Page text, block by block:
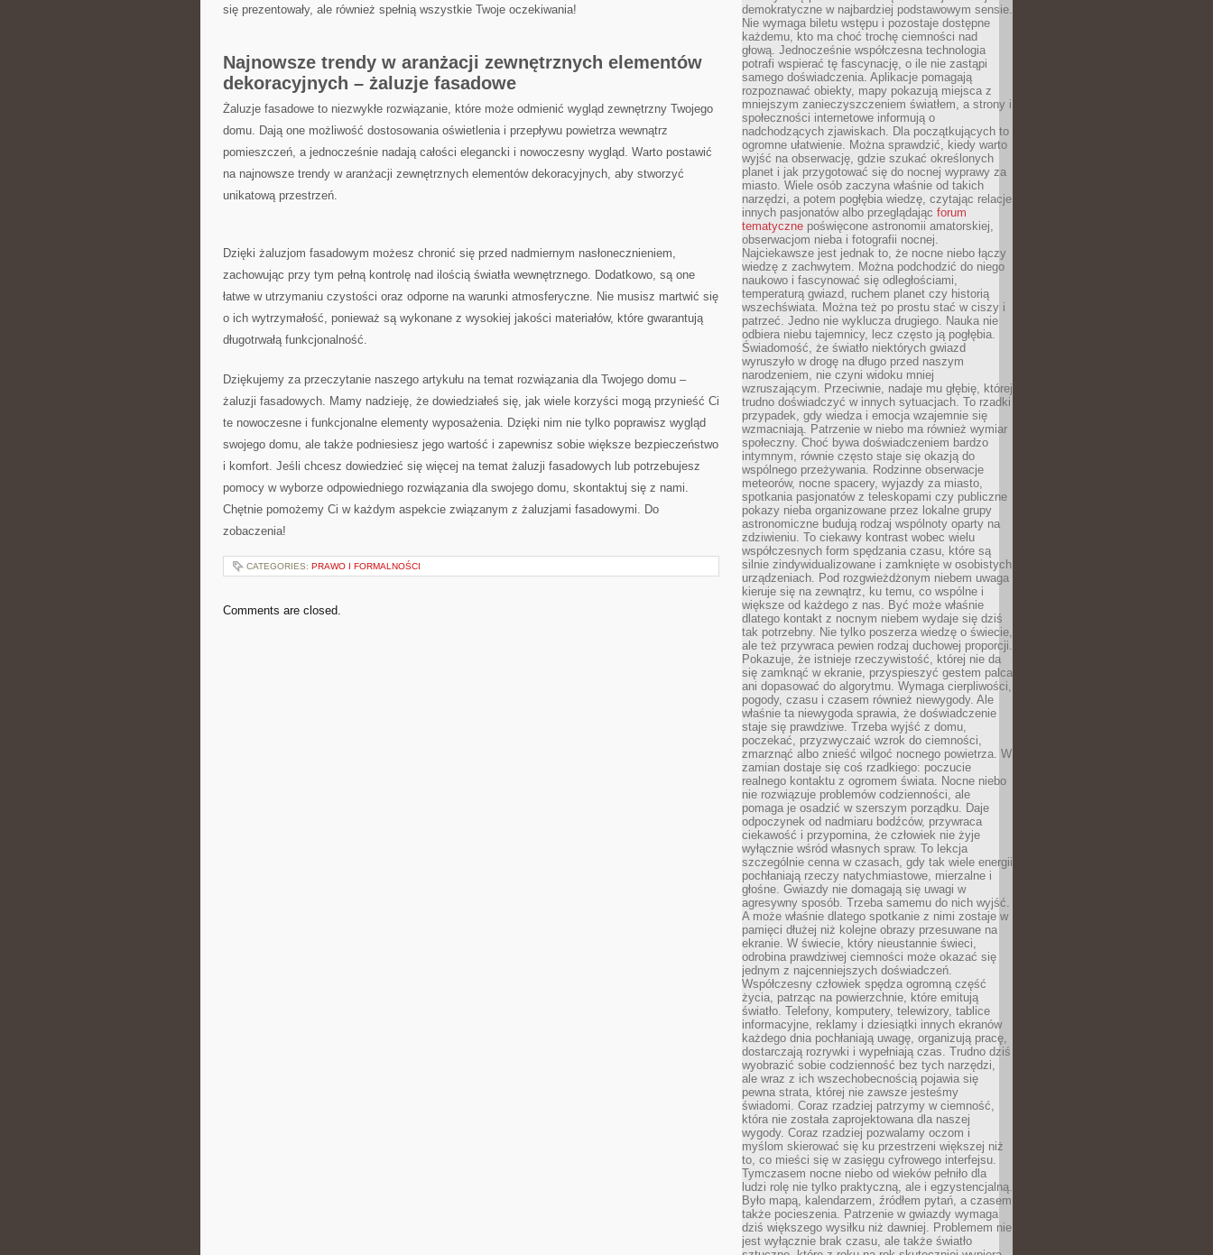
się prezentowały,‍ ale również spełnią wszystkie ‌Twoje oczekiwania!
Najnowsze trendy‍ w aranżacji zewnętrznych elementów
⁢dekoracyjnych – żaluzje fasadowe
Żaluzje‌ fasadowe⁢ to niezwykłe⁤ rozwiązanie, które może odmienić wygląd zewnętrzny Twojego
domu. Dają one możliwość dostosowania oświetlenia i przepływu powietrza ‌wewnątrz
pomieszczeń, a jednocześnie nadają całości ⁢elegancki i nowoczesny ⁤wygląd. Warto postawić
na najnowsze trendy w aranżacji ⁢zewnętrznych elementów dekoracyjnych, aby stworzyć‍
unikatową przestrzeń.
Dzięki żaluzjom fasadowym możesz chronić się przed nadmiernym nasłonecznieniem,
zachowując przy tym pełną kontrolę​ nad ilością‍ światła wewnętrznego.⁢ Dodatkowo, są one
łatwe w utrzymaniu‍ czystości oraz odporne na warunki‌ atmosferyczne.‍ Nie musisz martwić⁣ się
‍o ich ⁤wytrzymałość, ponieważ są wykonane‌ z wysokiej jakości materiałów, które gwarantują
‌długotrwałą funkcjonalność.
Dziękujemy za ⁢przeczytanie naszego artykułu⁣ na temat rozwiązania⁤ dla ⁤Twojego ⁢domu –
⁣żaluzji ⁤fasadowych. Mamy nadzieję,​ że dowiedziałeś się, ​jak wiele korzyści mogą​ przynieść ‌Ci
te ‌nowoczesne i ⁢funkcjonalne elementy wyposażenia. Dzięki nim nie tylko poprawisz wygląd
swojego domu, ale także ⁣podniesiesz jego wartość ‌i ⁣zapewnisz sobie większe bezpieczeństwo​
i komfort.⁣ Jeśli chcesz⁢ dowiedzieć się więcej na temat żaluzji fasadowych lub potrzebujesz
pomocy w ⁣wyborze odpowiedniego rozwiązania dla swojego ⁣domu, skontaktuj⁤ się z⁣ nami.
⁤Chętnie pomożemy Ci⁢ w każdym aspekcie‌ związanym⁤ z ⁢żaluzjami fasadowymi. Do​
zobaczenia!
CATEGORIES: PRAWO I FORMALNOŚCI
Comments are closed.
demokratyczne w najbardziej podstawowym sensie.
Nie wymaga biletu wstępu i pozostaje dostępne
każdemu, kto ma choć trochę ciemności nad
głową. Jednocześnie współczesna technologia
potrafi wspierać tę fascynację, o ile nie zastąpi
samego doświadczenia. Aplikacje pomagają
rozpoznawać obiekty, mapy pokazują miejsca z
mniejszym zanieczyszczeniem światłem, a strony i
społeczności internetowe informują o
nadchodzących zjawiskach. Dla początkujących to
ogromne ułatwienie. Można sprawdzić, kiedy warto
wyjść na obserwację, gdzie szukać określonych
planet i jak przygotować się do nocnej wyprawy za
miasto. Wiele osób zaczyna właśnie od takich
narzędzi, a potem pogłębia wiedzę, czytając relacje
innych pasjonatów albo przeglądając forum
tematyczne poświęcone astronomii amatorskiej,
obserwacjom nieba i fotografii nocnej.
Najciekawsze jest jednak to, że nocne niebo łączy
wiedzę z zachwytem. Można podchodzić do niego
naukowo i fascynować się odległościami,
temperaturą gwiazd, ruchem planet czy historią
wszechświata. Można też po prostu stać w ciszy i
patrzeć. Jedno nie wyklucza drugiego. Nauka nie
odbiera niebu tajemnicy, lecz często ją pogłębia.
Świadomość, że światło niektórych gwiazd
wyruszyło w drogę na długo przed naszym
narodzeniem, nie czyni widoku mniej
wzruszającym. Przeciwnie, nadaje mu głębię, której
trudno doświadczyć w innych sytuacjach. To rzadki
przypadek, gdy wiedza i emocja wzajemnie się
wzmacniają. Patrzenie w niebo ma również wymiar
społeczny. Choć bywa doświadczeniem bardzo
intymnym, równie często staje się okazją do
wspólnego przeżywania. Rodzinne obserwacje
meteorów, nocne spacery, wyjazdy za miasto,
spotkania pasjonatów z teleskopami czy publiczne
pokazy nieba organizowane przez lokalne grupy
astronomiczne budują rodzaj wspólnoty oparty na
zdziwieniu. To ciekawy kontrast wobec wielu
współczesnych form spędzania czasu, które są
silnie zindywidualizowane i zamknięte w osobistych
urządzeniach. Pod rozgwieżdżonym niebem uwaga
kieruje się na zewnątrz, ku temu, co wspólne i
większe od każdego z nas. Być może właśnie
dlatego kontakt z nocnym niebem wydaje się dziś
tak potrzebny. Nie tylko poszerza wiedzę o świecie,
ale też przywraca pewien rodzaj duchowej proporcji.
Pokazuje, że istnieje rzeczywistość, której nie da
się zamknąć w ekranie, przyspieszyć gestem palca
ani dopasować do algorytmu. Wymaga cierpliwości,
pogody, czasu i czasem również niewygody. Ale
właśnie ta niewygoda sprawia, że doświadczenie
staje się prawdziwe. Trzeba wyjść z domu,
poczekać, przyzwyczaić wzrok do ciemności,
zmarznąć albo znieść wilgoć nocnego powietrza. W
zamian dostaje się coś rzadkiego: poczucie
realnego kontaktu z ogromem świata. Nocne niebo
nie rozwiązuje problemów codzienności, ale
pomaga je osadzić w szerszym porządku. Daje
odpoczynek od nadmiaru bodźców, przywraca
ciekawość i przypomina, że człowiek nie żyje
wyłącznie wśród własnych spraw. To lekcja
szczególnie cenna w czasach, gdy tak wiele energii
pochłaniają rzeczy natychmiastowe, mierzalne i
głośne. Gwiazdy nie domagają się uwagi w
agresywny sposób. Trzeba samemu do nich wyjść.
A może właśnie dlatego spotkanie z nimi zostaje w
pamięci dłużej niż kolejne obrazy przesuwane na
ekranie. W świecie, który nieustannie świeci,
odrobina prawdziwej ciemności może okazać się
jednym z najcenniejszych doświadczeń.
Współczesny człowiek spędza ogromną część
życia, patrząc na powierzchnie, które emitują
światło. Telefony, komputery, telewizory, tablice
informacyjne, reklamy i dziesiątki innych ekranów
każdego dnia pochłaniają uwagę, organizują pracę,
dostarczają rozrywki i wypełniają czas. Trudno dziś
wyobrazić sobie codzienność bez tych narzędzi,
ale wraz z ich wszechobecnością pojawia się
pewna strata, której nie zawsze jesteśmy
świadomi. Coraz rzadziej patrzymy w ciemność,
która nie została zaprojektowana dla naszej
wygody. Coraz rzadziej pozwalamy oczom i
myślom skierować się ku przestrzeni większej niż
to, co mieści się w zasięgu cyfrowego interfejsu.
Tymczasem nocne niebo od wieków pełniło dla
ludzi rolę nie tylko praktyczną, ale i egzystencjalną.
Było mapą, kalendarzem, źródłem pytań, a czasem
także pocieszenia. Patrzenie w gwiazdy wymaga
dziś większego wysiłku niż dawniej. Problemem nie
jest wyłącznie brak czasu, ale także światło